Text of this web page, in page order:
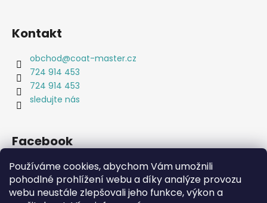
Používáme cookies, abychom Vám umožnili
pohodlné prohlížení webu a díky analýze provozu
webu neustále zlepšovali jeho funkce, výkon a
Kontakt
obchod@coat-master.cz
724 914 453
724 914 453
sledujte nás
Facebook